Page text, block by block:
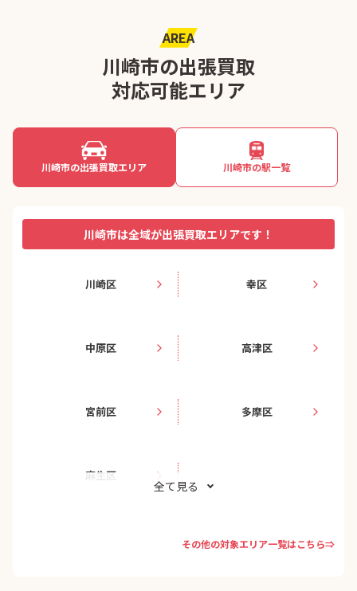
AREA
川崎市の出張買取
対応可能エリア
川崎市の出張買取エリア 川崎市の駅一覧
川崎市は全域が出張買取エリアです！
川崎区 幸区
中原区 高津区
宮前区 多摩区
麻生区
全て見る
その他の対象エリア一覧はこちら⇒